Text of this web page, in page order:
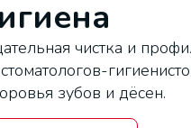
чистка и
зубов и дёсен.